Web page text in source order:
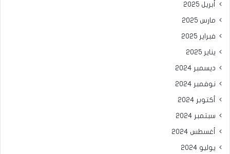
أبريل 2025
مارس 2025
فبراير 2025
يناير 2025
ديسمبر 2024
نوفمبر 2024
أكتوبر 2024
سبتمبر 2024
أغسطس 2024
يوليو 2024